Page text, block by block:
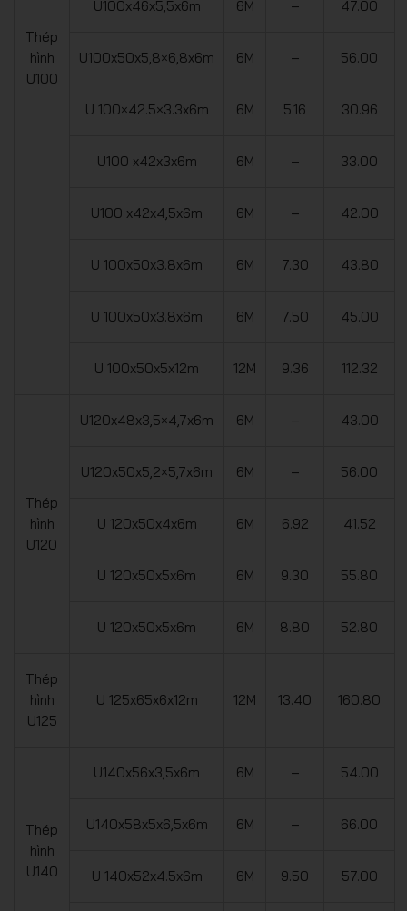
Thép
hình
U100
U100x46x5,5x6m 6M – 47.00
U100x50x5,8×6,8x6m 6M – 56.00
U 100×42.5×3.3x6m 6M 5.16 30.96
U100 x42x3x6m 6M – 33.00
U100 x42x4,5x6m 6M – 42.00
U 100x50x3.8x6m 6M 7.30 43.80
U 100x50x3.8x6m 6M 7.50 45.00
U 100x50x5x12m 12M 9.36 112.32
Thép
hình
U120
U120x48x3,5×4,7x6m 6M – 43.00
U120x50x5,2×5,7x6m 6M – 56.00
U 120x50x4x6m 6M 6.92 41.52
U 120x50x5x6m 6M 9.30 55.80
U 120x50x5x6m 6M 8.80 52.80
Thép
hình
U125
U 125x65x6x12m 12M 13.40 160.80
Thép
hình
U140
U140x56x3,5x6m 6M – 54.00
U140x58x5x6,5x6m 6M – 66.00
U 140x52x4.5x6m 6M 9.50 57.00